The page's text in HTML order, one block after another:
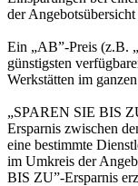
der
Ein „AB”-Preis (z.B.
günstigsten
Werkstätten im
„SPAREN SIE BIS
Ersparnis zwischen
eine bestimmte
im Umkreis der
BIS ZU”-Ersparnis